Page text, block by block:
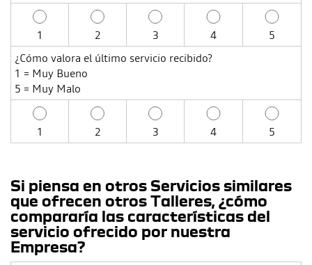
1 2 3 4
5
¿Cómo valora el último servicio recibido?
1 = Muy Bueno
5 = Muy Malo
1 2 3 4 5
Si piensa en otros Servicios similares
que ofrecen otros Talleres, ¿cómo
compararía las características del
servicio ofrecido por nuestra
Empresa?